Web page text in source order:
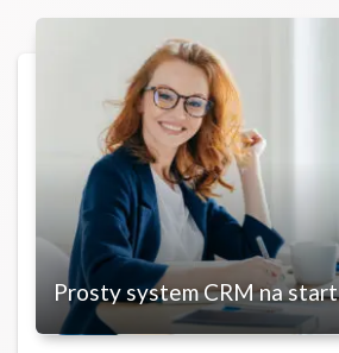
Prosty system CRM na start